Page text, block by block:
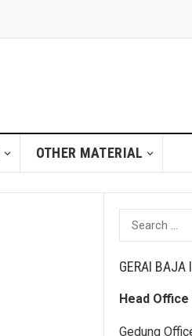
OTHER MATERIAL
Search
for:
GERAI BAJA
Head
Gedung